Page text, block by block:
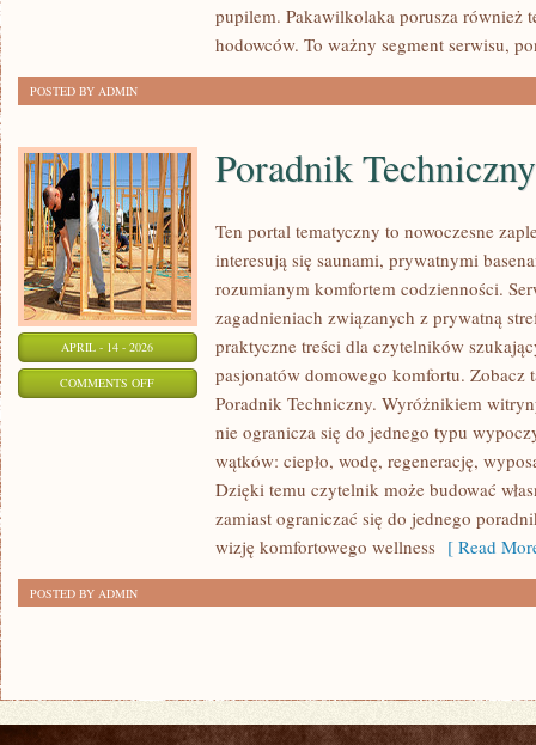
AKTYWNOŚCIpupilem. Pakawilkolaka porusza również
hodowców. To ważny segment serwisu,
POSTED BY ADMIN
APRIL - 14 - 2026
COMMENTS OFFON
TECHNICZNY
Poradnik Techniczny
Ten portal tematyczny to nowoczesne
interesują się saunami, prywatnymi
rozumianym komfortem codzienności.
zagadnieniach związanych z prywatną
praktyczne treści dla czytelników
pasjonatów domowego komfortu. Zobacz
Poradnik Techniczny. Wyróżnikiem
nie ogranicza się do jednego typu
wątków: ciepło, wodę, regenerację,
Dzięki temu czytelnik może budować
zamiast ograniczać się do jednego
wizję komfortowego wellness [ Read
POSTED BY ADMIN